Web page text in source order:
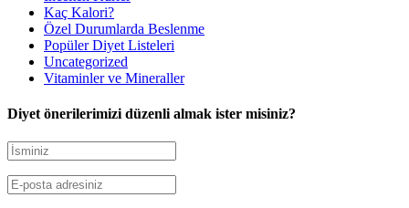
Kaç Kalori?
Özel Durumlarda Beslenme
Popüler Diyet Listeleri
Uncategorized
Vitaminler ve Mineraller
Diyet önerilerimizi düzenli almak ister misiniz?